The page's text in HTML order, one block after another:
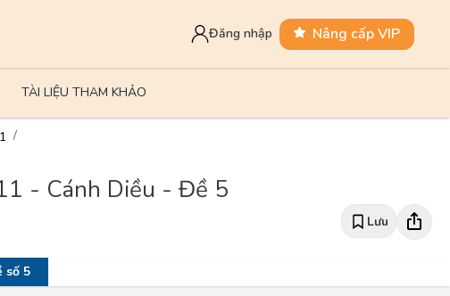
Đăng nhập Nâng cấp VIP
TÀI LIỆU THAM KHẢO
- Cánh Diều - Đề 5
Lưu
số 5